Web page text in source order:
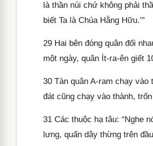
là thần núi chứ không phải
biết Ta là Chúa Hằng Hữu.’"
29 Hai bên đóng quân đối
một ngày, quân Ít-ra-ên giết
30 Tàn quân A-ram chạy
đát cũng chạy vào thành,
31 Các thuộc hạ tâu: “Nghe
lưng, quấn dây thừng trên